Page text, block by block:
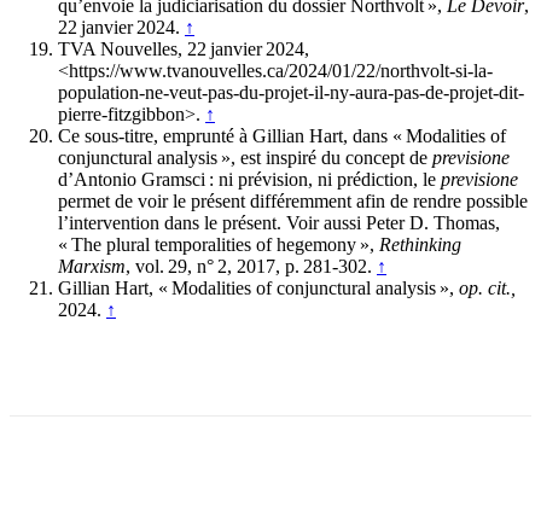
qu’envoie la judiciarisation du dossier Northvolt », Le Devoir,
22 janvier 2024. ↑
TVA Nouvelles, 22 janvier 2024,
<https://www.tvanouvelles.ca/2024/01/22/northvolt-si-la-
population-ne-veut-pas-du-projet-il-ny-aura-pas-de-projet-dit-
pierre-fitzgibbon>. ↑
Ce sous-titre, emprunté à Gillian Hart, dans « Modalities of
conjunctural analysis », est inspiré du concept de previsione
d’Antonio Gramsci : ni prévision, ni prédiction, le previsione
permet de voir le présent différemment afin de rendre possible
l’intervention dans le présent. Voir aussi Peter D. Thomas,
« The plural temporalities of hegemony », Rethinking
Marxism, vol. 29, n° 2, 2017, p. 281-302. ↑
Gillian Hart, « Modalities of conjunctural analysis », op. cit.,
2024. ↑